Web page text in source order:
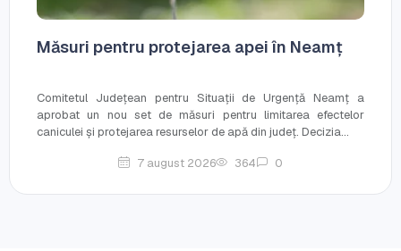
Măsuri pentru protejarea apei în Neamț
Comitetul Județean pentru Situații de Urgență Neamț a
aprobat un nou set de măsuri pentru limitarea efectelor
caniculei și protejarea resurselor de apă din județ. Decizia...
7 august 2026 364 0